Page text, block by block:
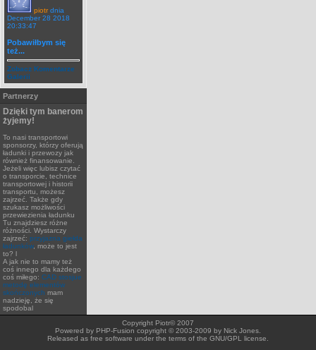
piotr dnia
December 28 2018
20:33:47
Pobawiłbym się
też...
Zobacz Komentarze
Galerii
Partnerzy
Dzięki tym banerom
żyjemy!
To nasi transportowi
sponsorzy, którzy oferują
ładunki i przewozy jak
również finansowanie.
Jeżeli więc lubisz czytać
o transporcie, technice
transportowej i historii
transportu, możesz
zajrzeć. Także gdy
szukasz możliwości
przewiezienia ładunku
Tu znajdziesz różne
różności. Wystarczy
zajrzeć: przyjazna giełda
ładunków, może to jest
to? l
A jak nie to mamy też
coś innego dla każdego
coś miłego: CAD stosjue
metodę elementów
skończonych mam
nadzieję, że się
spodobal
Copyright Piotr© 2007
Powered by PHP-Fusion copyright © 2003-2009 by Nick Jones.
Released as free software under the terms of the GNU/GPL license.